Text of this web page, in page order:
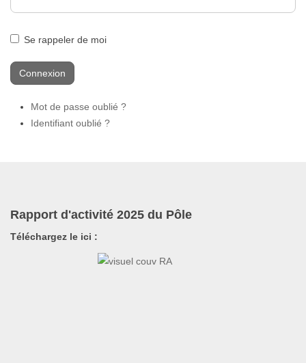
Se rappeler de moi
Connexion
Mot de passe oublié ?
Identifiant oublié ?
Rapport d'activité 2025 du Pôle
Téléchargez le ici :